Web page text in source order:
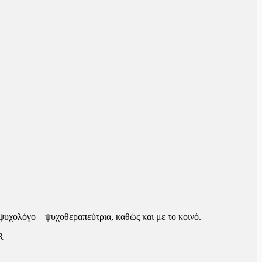
– ψυχοθεραπεύτρια, καθώς και με το κοινό.